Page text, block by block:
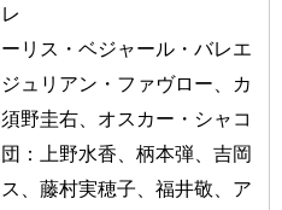
リス・ベジャール・バレエ
ュリアン・ファヴロー、カ
野圭右、オスカー・シャコ
：上野水香、柄本弾、吉岡
、藤村実穂子、福井敬、ア